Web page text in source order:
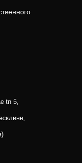
tn 5,